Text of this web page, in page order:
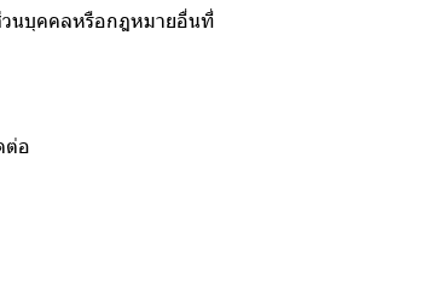
วนบุคคลหรือกฎหมายอื่นที่
ต่อ